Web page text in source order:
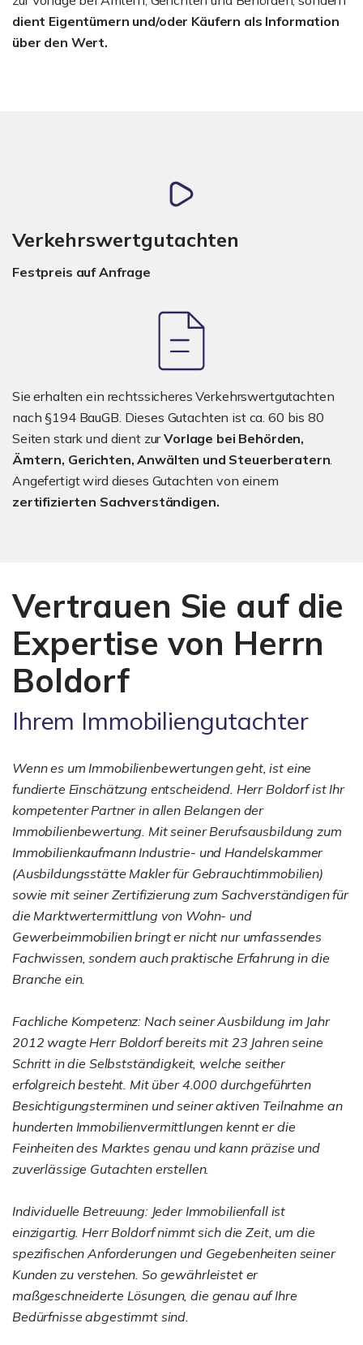
dient Eigentümern und/oder Käufern als Information
über den Wert.
Verkehrswertgutachten
Festpreis auf Anfrage
Sie erhalten ein rechtssicheres Verkehrswertgutachten
nach §194 BauGB. Dieses Gutachten ist ca. 60 bis 80
Seiten stark und dient zurVorlage bei Behörden,
Ämtern, Gerichten, Anwälten und Steuerberatern
Angefertigt wird dieses Gutachten von einem
zertifizierten Sachverständigen.
Vertrauen Sie auf die
Expertise von Herrn
Boldorf
Ihrem Immobiliengutachter
Wenn es um Immobilienbewertungen geht, ist eine
fundierte Einschätzung entscheidend. Herr Boldorf ist Ihr
kompetenter Partner in allen Belangen der
Immobilienbewertung. Mit seiner Berufsausbildung zum
Immobilienkaufmann Industrie- und Handelskammer
(Ausbildungsstätte Makler für Gebrauchtimmobilien)
sowie mit seiner Zertifizierung zum Sachverständigen für
die Marktwertermittlung von Wohn- und
Gewerbeimmobilien bringt er nicht nur umfassendes
Fachwissen, sondern auch praktische Erfahrung in die
Branche ein.
Fachliche Kompetenz: Nach seiner Ausbildung im Jahr
2012 wagte Herr Boldorf bereits mit 23 Jahren seine
Schritt in die Selbstständigkeit, welche seither
erfolgreich besteht. Mit über 4.000 durchgeführten
Besichtigungsterminen und seiner aktiven Teilnahme an
hunderten Immobilienvermittlungen kennt er die
Feinheiten des Marktes genau und kann präzise und
zuverlässige Gutachten erstellen.
Individuelle Betreuung: Jeder Immobilienfall ist
einzigartig. Herr Boldorf nimmt sich die Zeit, um die
spezifischen Anforderungen und Gegebenheiten seiner
Kunden zu verstehen. So gewährleistet er
maßgeschneiderte Lösungen, die genau auf Ihre
Bedürfnisse abgestimmt sind.